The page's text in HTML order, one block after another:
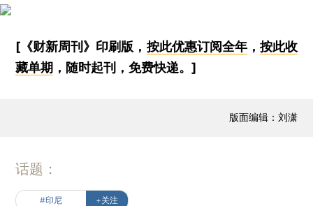
[《财新周刊》印刷版， 按此优惠订阅全年， 按此收
藏单期 ，随时起刊，免费快递。]
版面编辑：刘潇
话题：
#印尼 +关注